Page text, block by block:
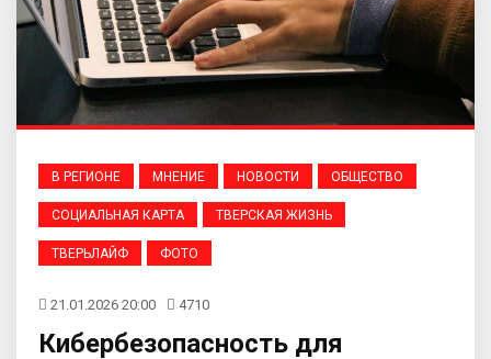
В РЕГИОНЕ МНЕНИЕ НОВОСТИ ОБЩЕСТВО
СОЦИАЛЬНАЯ КАРТА ТВЕРСКАЯ ЖИЗНЬ
ТВЕРЬЛАЙФ ФОТО
21.01.2026 20:00 4710
Кибербезопасность для